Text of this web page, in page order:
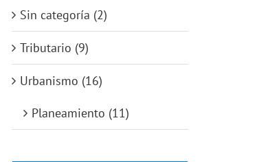
Sin categoría (2)
Tributario (9)
Urbanismo (16)
Planeamiento (11)